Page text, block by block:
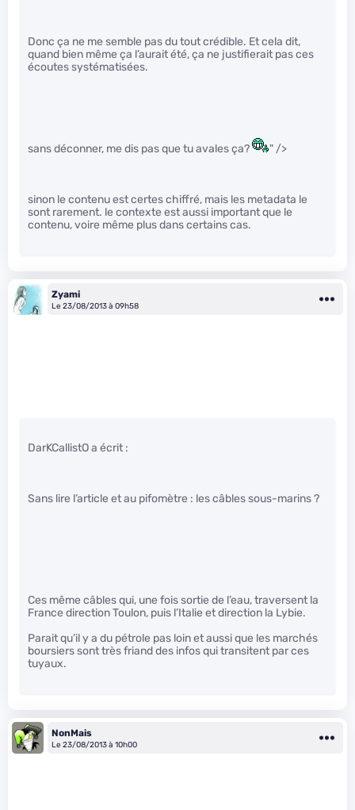
Donc ça ne me semble pas du tout crédible. Et cela dit,
quand bien même ça l’aurait été, ça ne justifierait pas ces
écoutes systématisées.
sans déconner, me dis pas que tu avales ça? " />
sinon le contenu est certes chiffré, mais les metadata le
sont rarement. le contexte est aussi important que le
contenu, voire même plus dans certains cas.
Zyami
Le 23/08/2013 à 09h58
DarKCallistO a écrit :
Sans lire l’article et au pifomètre : les câbles sous-marins ?
Ces même câbles qui, une fois sortie de l’eau, traversent la
France direction Toulon, puis l’Italie et direction la Lybie.
Parait qu’il y a du pétrole pas loin et aussi que les marchés
boursiers sont très friand des infos qui transitent par ces
tuyaux.
NonMais
Le 23/08/2013 à 10h00